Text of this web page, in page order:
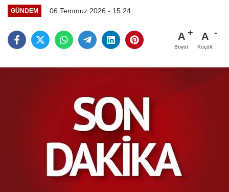
GÜNDEM 06 Temmuz 2026 - 15:24
A
Büyüt
A
Küçült